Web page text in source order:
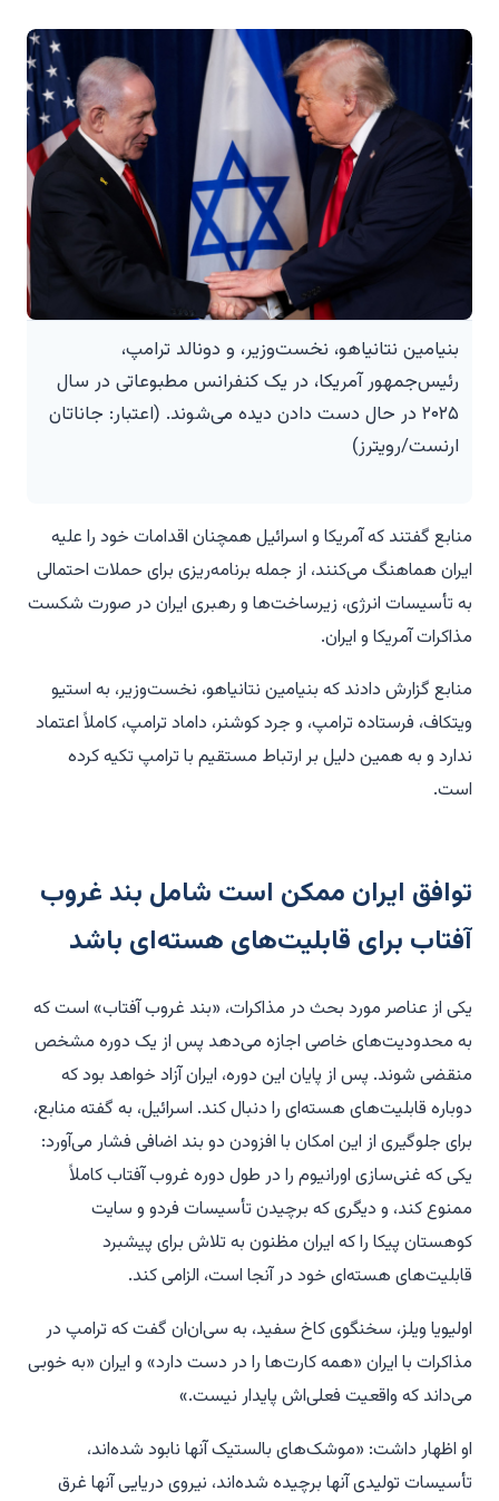
بنیامین نتانیاهو، نخست‌وزیر، و دونالد ترامپ،
رئیس‌جمهور آمریکا، در یک کنفرانس مطبوعاتی در سال
۲۰۲۵ در حال دست دادن دیده می‌شوند. (اعتبار: جاناتان
ارنست/رویترز)
منابع گفتند که آمریکا و اسرائیل همچنان اقدامات خود را علیه
ایران هماهنگ می‌کنند، از جمله برنامه‌ریزی برای حملات احتمالی
به تأسیسات انرژی، زیرساخت‌ها و رهبری ایران در صورت شکست
مذاکرات آمریکا و ایران.
منابع گزارش دادند که بنیامین نتانیاهو، نخست‌وزیر، به استیو
ویتکاف، فرستاده ترامپ، و جرد کوشنر، داماد ترامپ، کاملاً اعتماد
ندارد و به همین دلیل بر ارتباط مستقیم با ترامپ تکیه کرده
است.
توافق ایران ممکن است شامل بند غروب
آفتاب برای قابلیت‌های هسته‌ای باشد
یکی از عناصر مورد بحث در مذاکرات، «بند غروب آفتاب» است که
به محدودیت‌های خاصی اجازه می‌دهد پس از یک دوره مشخص
منقضی شوند. پس از پایان این دوره، ایران آزاد خواهد بود که
دوباره قابلیت‌های هسته‌ای را دنبال کند. اسرائیل، به گفته منابع،
برای جلوگیری از این امکان با افزودن دو بند اضافی فشار می‌آورد:
یکی که غنی‌سازی اورانیوم را در طول دوره غروب آفتاب کاملاً
ممنوع کند، و دیگری که برچیدن تأسیسات فردو و سایت
کوهستان پیکا را که ایران مظنون به تلاش برای پیشبرد
قابلیت‌های هسته‌ای خود در آنجا است، الزامی کند.
اولیویا ویلز، سخنگوی کاخ سفید، به سی‌ان‌ان گفت که ترامپ در
مذاکرات با ایران «همه کارت‌ها را در دست دارد» و ایران «به خوبی
می‌داند که واقعیت فعلی‌اش پایدار نیست.»
او اظهار داشت: «موشک‌های بالستیک آنها نابود شده‌اند،
تأسیسات تولیدی آنها برچیده شده‌اند، نیروی دریایی آنها غرق